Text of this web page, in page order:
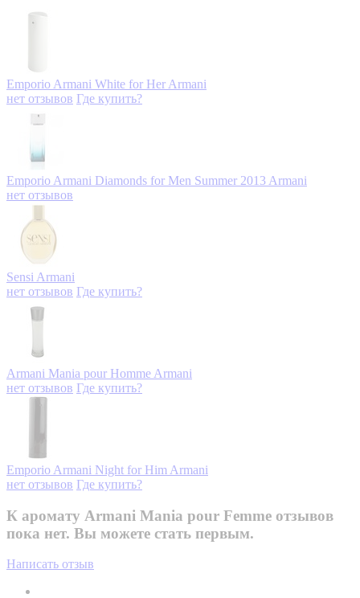
Emporio Armani White for Her Armani
нет отзывов Где купить?
Emporio Armani Diamonds for Men Summer 2013 Armani
нет отзывов
Sensi Armani
нет отзывов Где купить?
Armani Mania pour Homme Armani
нет отзывов Где купить?
Emporio Armani Night for Him Armani
нет отзывов Где купить?
К аромату Armani Mania pour Femme отзывов
пока нет. Вы можете стать первым.
Написать отзыв